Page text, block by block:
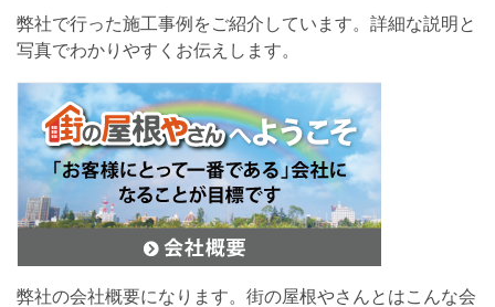
弊社で行った施工事例をご紹介しています。詳細な説明と
写真でわかりやすくお伝えします。
弊社の会社概要になります。街の屋根やさんとはこんな会